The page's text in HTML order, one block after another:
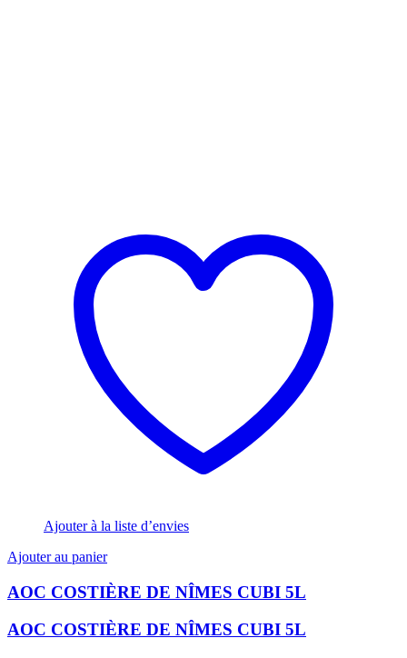
Ajouter à la liste d’envies
Ajouter au panier
AOC COSTIÈRE DE NÎMES CUBI 5L
AOC COSTIÈRE DE NÎMES CUBI 5L